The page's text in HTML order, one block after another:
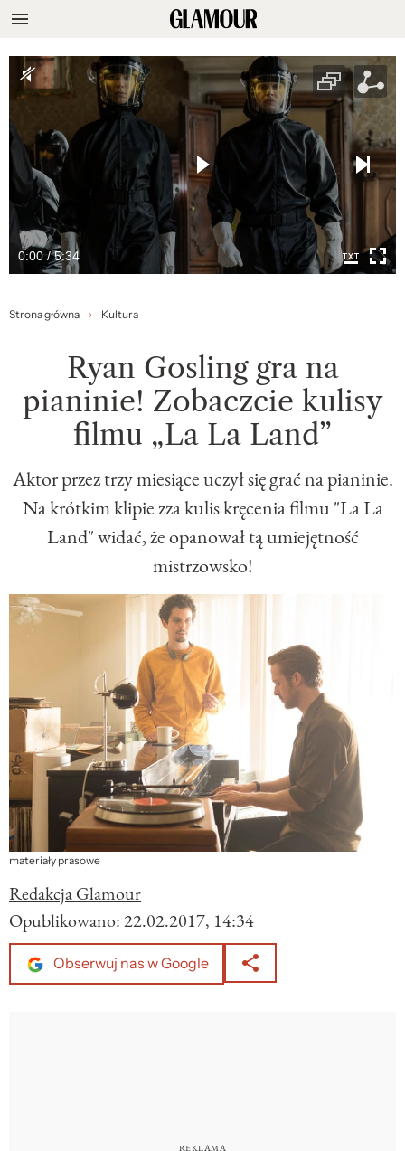
0:00 / 5:34
Strona główna Kultura
Ryan Gosling gra na
pianinie! Zobaczcie kulisy
filmu „La La Land”
Aktor przez trzy miesiące uczył się grać na pianinie.
Na krótkim klipie zza kulis kręcenia filmu "La La
Land" widać, że opanował tą umiejętność
mistrzowsko!
materiały prasowe
Redakcja Glamour
Opublikowano:22.02.2017, 14:34
Obserwuj nas w Google